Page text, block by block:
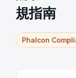
規指南
Phalcon